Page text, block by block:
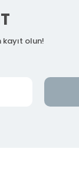
olun!